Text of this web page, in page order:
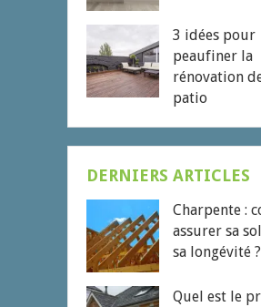
3 idées pour
peaufiner la
rénovation
patio
DERNIERS ARTICLES
Charpente :
assurer sa
sa longévité ?
Quel est le